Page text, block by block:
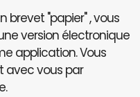
brevet "papier" , vous
version électronique
application. Vous
avec vous par